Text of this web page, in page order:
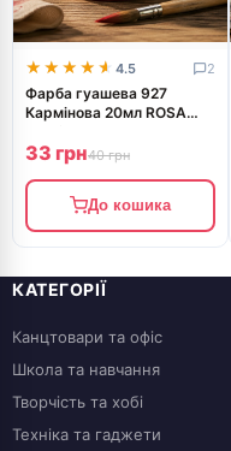
★★★★★
★★★★★ 4.5 2
Фарба гуашева 927
Кармінова 20мл ROSA
33 грн40 грн
До кошика
КАТЕГОРІЇ
Канцтовари та офіс
Школа та навчання
Творчість та хобі
Техніка та гаджети